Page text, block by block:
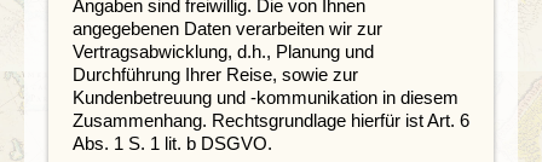
Angaben sind freiwillig. Die von Ihnen
angegebenen Daten verarbeiten wir zur
Vertragsabwicklung, d.h., Planung und
Durchführung Ihrer Reise, sowie zur
Kundenbetreuung und -kommunikation in diesem
Zusammenhang. Rechtsgrundlage hierfür ist Art. 6
Abs. 1 S. 1 lit. b DSGVO.